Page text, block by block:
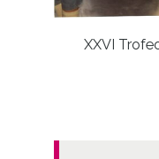
XXVI